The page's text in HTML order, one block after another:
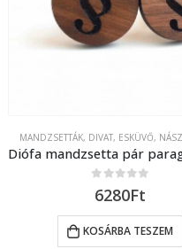
MANDZSETTÁK, DIVAT, ESKÜVŐ,
out of 5
6280Ft
KOSÁRBA TESZEM